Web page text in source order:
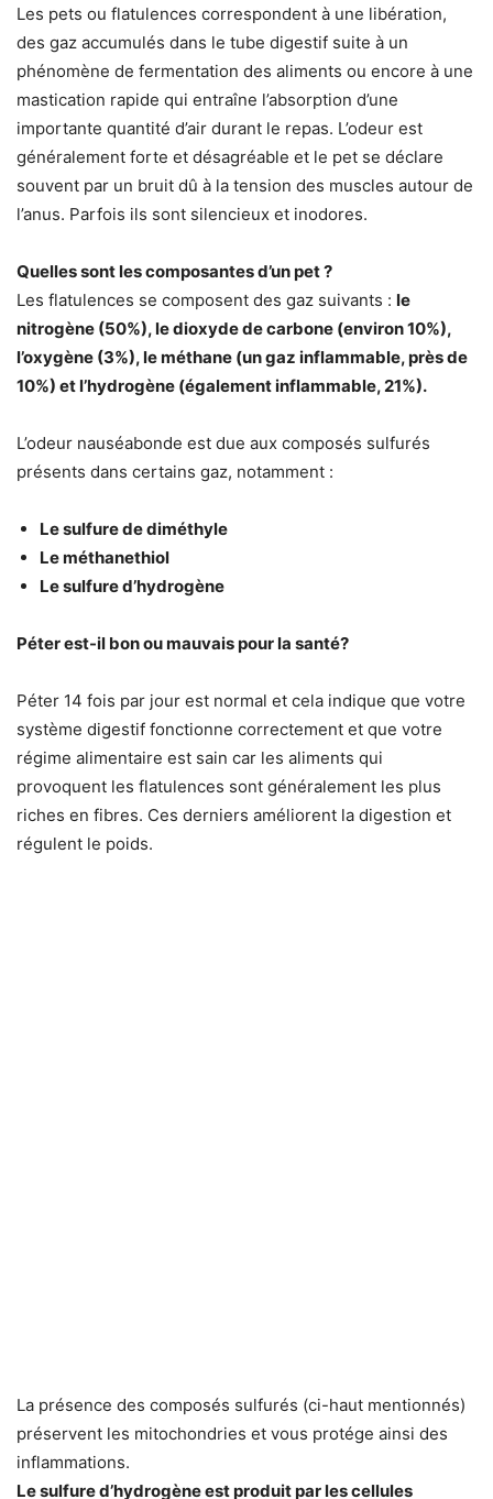
Les pets ou flatulences correspondent à une libération,
des gaz accumulés dans le tube digestif suite à un
phénomène de fermentation des aliments ou encore à une
mastication rapide qui entraîne l’absorption d’une
importante quantité d’air durant le repas. L’odeur est
généralement forte et désagréable et le pet se déclare
souvent par un bruit dû à la tension des muscles autour de
l’anus. Parfois ils sont silencieux et inodores.
Quelles sont les composantes d’un pet ?
Les flatulences se composent des gaz suivants : le
nitrogène (50%), le dioxyde de carbone (environ 10%),
l’oxygène (3%), le méthane (un gaz inflammable, près de
10%) et l’hydrogène (également inflammable, 21%).
L’odeur nauséabonde est due aux composés sulfurés
présents dans certains gaz, notamment :
Le sulfure de diméthyle
Le méthanethiol
Le sulfure d’hydrogène
Péter est-il bon ou mauvais pour la santé?
Péter 14 fois par jour est normal et cela indique que votre
système digestif fonctionne correctement et que votre
régime alimentaire est sain car les aliments qui
provoquent les flatulences sont généralement les plus
riches en fibres. Ces derniers améliorent la digestion et
régulent le poids.
La présence des composés sulfurés (ci-haut mentionnés)
préservent les mitochondries et vous protége ainsi des
inflammations.
Le sulfure d’hydrogène est produit par les cellules